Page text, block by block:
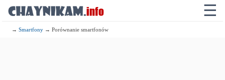
☰
→Smartfony → Porównanie smartfonów